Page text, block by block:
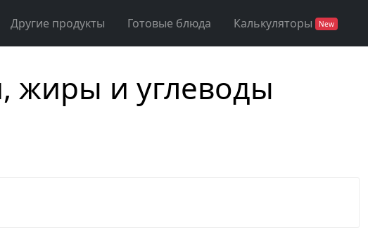
Другие продукты Готовые блюда Калькуляторы New
жиры и углеводы